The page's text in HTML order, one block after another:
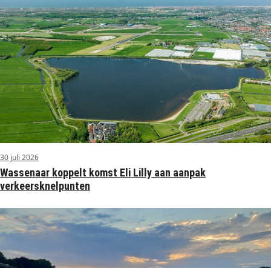
30 juli 2026
Wassenaar koppelt komst Eli Lilly aan aanpak
verkeersknelpunten